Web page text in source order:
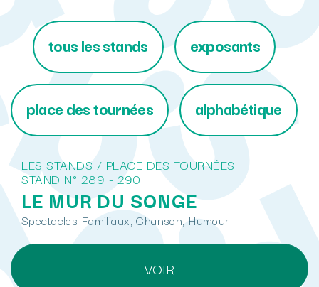
tous les stands exposants
place des tournées alphabétique
LES STANDS / PLACE DES TOURNÉES
STAND N° 289 - 290
LE MUR DU SONGE
Spectacles Familiaux, Chanson, Humour
VOIR